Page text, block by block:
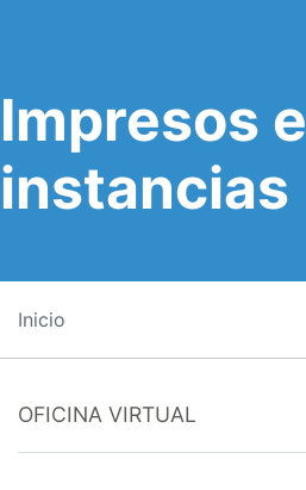
Impresos e
instancias
Inicio
OFICINA VIRTUAL